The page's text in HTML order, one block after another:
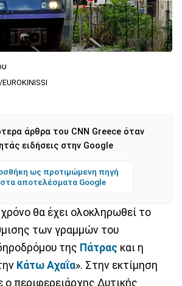
άρθρα του CNN Greece όταν
ειδήσεις στην Google
ως προτιμώμενη πηγή
στα αποτελέσματα Google
θα έχει ολοκληρωθεί το
των γραμμών του
της Πάτρας και η
Κάτω Αχαΐα». Στην εκτίμηση
περιφερειάρχης Δυτικής